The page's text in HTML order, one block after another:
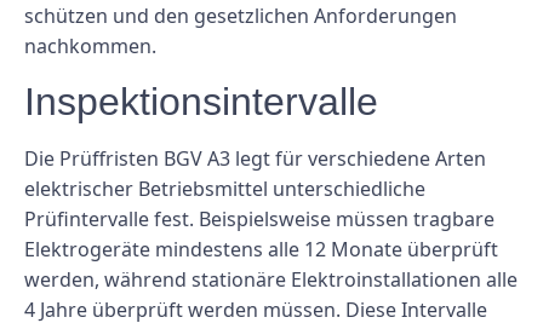
schützen und den gesetzlichen Anforderungen
nachkommen.
Inspektionsintervalle
Die Prüffristen BGV A3 legt für verschiedene Arten
elektrischer Betriebsmittel unterschiedliche
Prüfintervalle fest. Beispielsweise müssen tragbare
Elektrogeräte mindestens alle 12 Monate überprüft
werden, während stationäre Elektroinstallationen alle
4 Jahre überprüft werden müssen. Diese Intervalle